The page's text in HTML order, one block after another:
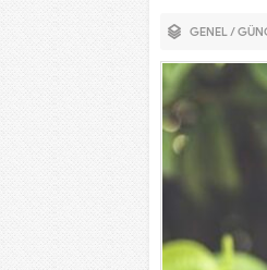
GENEL/